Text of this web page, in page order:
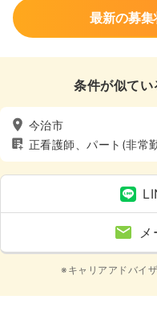
最新の募
条件が似てい
今治市
正看護師、パート(非常
介護・福祉系、4週8休
メ
※キャリアアドバイ